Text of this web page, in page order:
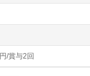
け住宅、介護付き/住
ーミーイン』ビジネス
テル事業、全国500か
をテーマに『顧客第
ム市場上場企業様です
/賞与2回